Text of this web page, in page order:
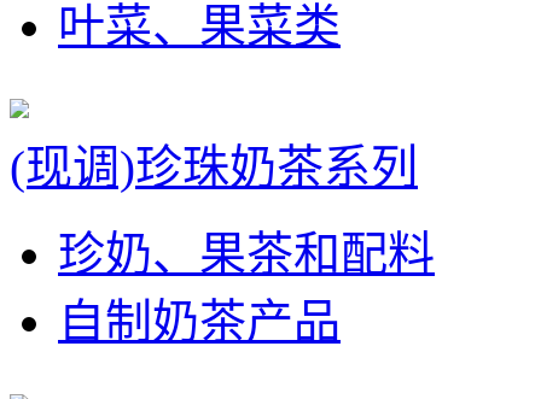
叶菜、果菜类
(现调)珍珠奶茶系列
珍奶、果茶和配料
自制奶茶产品